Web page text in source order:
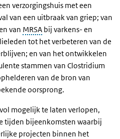
verzorgingshuis met een
van een uitbraak van griep; van
van MRSA bij varkens- en
tot het verbeteren van de
en van het ontwikkelen
stammen van Clostridium
van de bron van
oorsprong.
mogelijk te laten verlopen,
tijden bijeenkomsten waarbij
projecten binnen het